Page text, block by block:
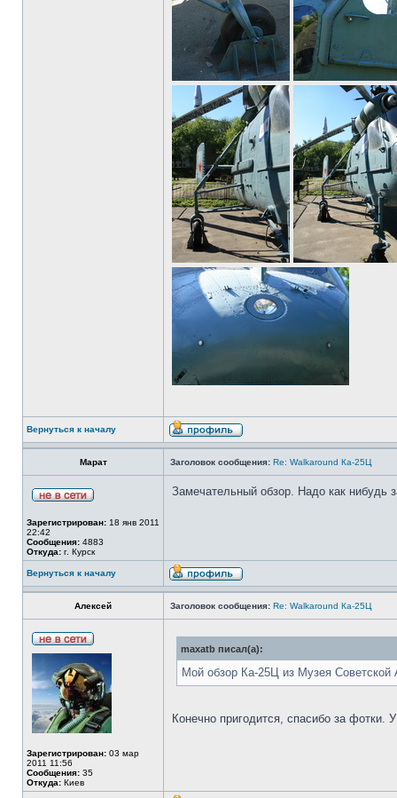
Вернуться к началу
Марат Заголовок сообщения: Re: Walkaround Ка-25Ц
Зарегистрирован: 18 янв 2011
22:42
Сообщения: 4883
Откуда: г. Курск
Замечательный обзор. Надо как нибудь
Вернуться к началу
Алексей Заголовок сообщения: Re: Walkaround Ка-25Ц
Зарегистрирован: 03 мар
2011 11:56
Сообщения: 35
Откуда: Киев
maxatb писал(а):
Мой обзор Ка-25Ц из Музея
Конечно пригодится, спасибо за фотки.